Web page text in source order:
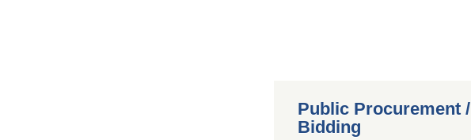
Public Procurement /
Bidding